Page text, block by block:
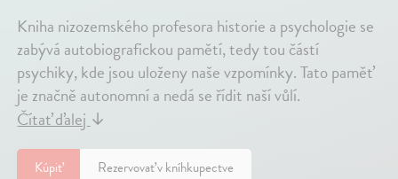
Kniha nizozemského profesora historie a psychologie se
zabývá autobiografickou pamětí, tedy tou částí
psychiky, kde jsou uloženy naše vzpomínky. Tato paměť
je značně autonomní a nedá se řídit naší vůlí.
Čítať ďalej↓
Kúpiť Rezervovať v kníhkupectve